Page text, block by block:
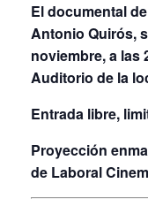
El documental
Antonio Quirós,
noviembre, a las
Auditorio de la
Entrada libre,
Proyección
de Laboral